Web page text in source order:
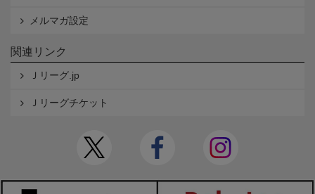
メルマガ設定
関連リンク
Ｊリーグ.jp
Ｊリーグチケット